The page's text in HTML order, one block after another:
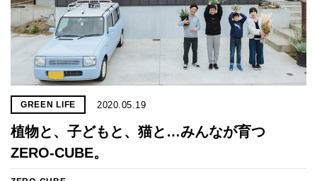
GREEN LIFE 2020.05.19
植物と、子どもと、猫と…みんなが育つ
ZERO-CUBE。